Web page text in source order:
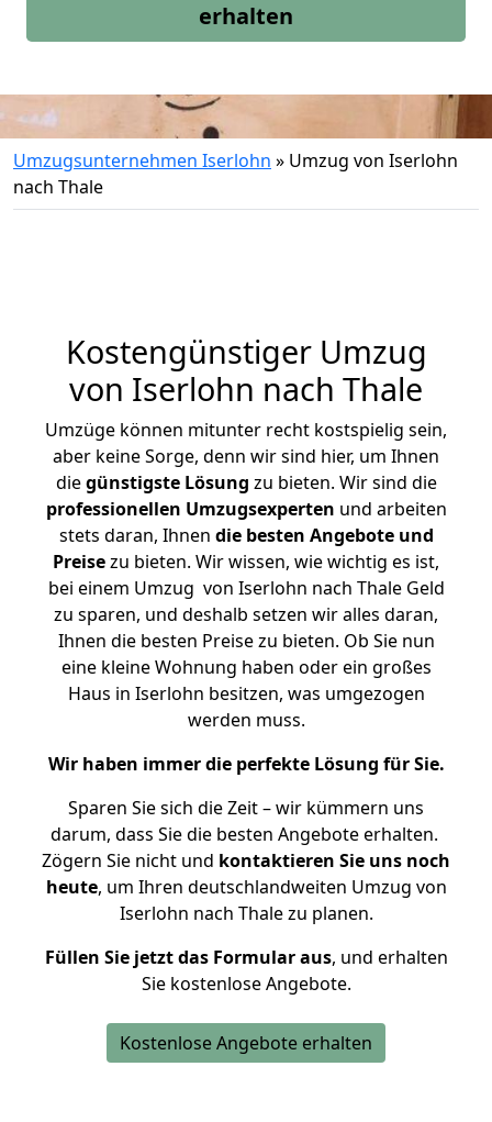
erhalten
Umzugsunternehmen Iserlohn » Umzug von Iserlohn
nach Thale
Kostengünstiger Umzug
von Iserlohn nach Thale
Umzüge können mitunter recht kostspielig sein,
aber keine Sorge, denn wir sind hier, um Ihnen
diegünstigste Lösung zu bieten. Wir sind die
professionellen Umzugsexperten und arbeiten
stets daran, Ihnen die besten Angebote und
Preisezu bieten. Wir wissen, wie wichtig es ist,
bei einem Umzug von Iserlohn nach Thale Geld
zu sparen, und deshalb setzen wir alles daran,
Ihnen die besten Preise zu bieten. Ob Sie nun
eine kleine Wohnung haben oder ein großes
Haus in Iserlohn besitzen, was umgezogen
werden muss.
Wir haben immer die perfekte Lösung für Sie.
Sparen Sie sich die Zeit – wir kümmern uns
darum, dass Sie die besten Angebote erhalten.
Zögern Sie nicht und kontaktieren Sie uns noch
heute, um Ihren deutschlandweiten Umzug von
Iserlohn nach Thale zu planen.
Füllen Sie jetzt das Formular aus, und erhalten
Sie kostenlose Angebote.
Kostenlose Angebote erhalten